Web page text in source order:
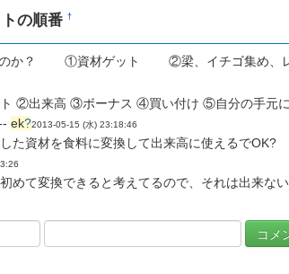
トの順番†
のか？ ①資材ゲット ②梁、イチゴ集
②出来高 ③ボーナス ④買い付け ⑤自分の手元
ek?2013-05-15 (水) 23:18:46
た資材を食料に変換して出来高に使えるでOK?
めて変換できると考えてるので、それは出来な